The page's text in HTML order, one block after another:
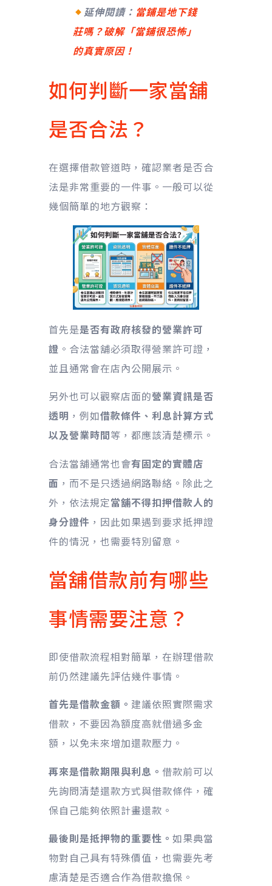
延伸閱讀： 當鋪是地下錢
莊嗎？破解「當鋪很恐怖」
的真實原因！
如何判斷一家當舖
是否合法？
在選擇借款管道時，確認業者是否合
法是非常重要的一件事。一般可以從
幾個簡單的地方觀察：
首先是是否有政府核發的營業許可
證 。合法當舖必須取得營業許可證，
並且通常會在店內公開展示。
另外也可以觀察店面的營業資訊是否
透明 ，例如借款條件、利息計算方式
以及營業時間等，都應該清楚標示。
合法當舖通常也會有固定的實體店
面 ，而不是只透過網路聯絡。除此之
外，依法規定當舖不得扣押借款人的
身分證件 ，因此如果遇到要求抵押證
件的情況，也需要特別留意。
當舖借款前有哪些
事情需要注意？
即使借款流程相對簡單，在辦理借款
前仍然建議先評估幾件事情。
首先是借款金額。 建議依照實際需求
借款，不要因為額度高就借過多金
額，以免未來增加還款壓力。
再來是借款期限與利息。 借款前可以
先詢問清楚還款方式與借款條件，確
保自己能夠依照計畫還款。
最後則是抵押物的重要性。 如果典當
物對自己具有特殊價值，也需要先考
慮清楚是否適合作為借款擔保。